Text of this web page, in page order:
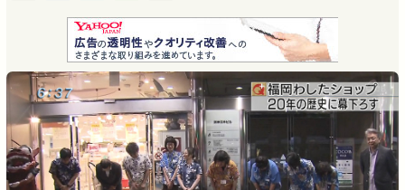
a
c
e
b
o
o
k
a
t
e
n
a
i
n
e
h
r
e
a
d
s